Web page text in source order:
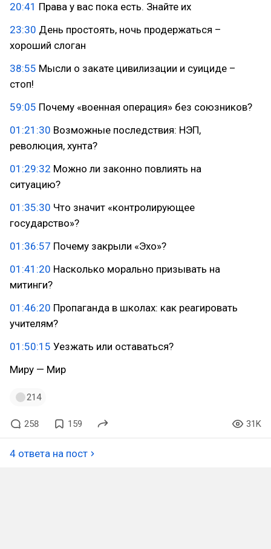
20:41 Права у вас пока есть. Знайте их
23:30 День простоять, ночь продержаться –
хороший слоган
38:55 Мысли о закате цивилизации и суициде –
стоп!
59:05 Почему «военная операция» без союзников?
01:21:30 Возможные последствия: НЭП,
революция, хунта?
01:29:32 Можно ли законно повлиять на
ситуацию?
01:35:30 Что значит «контролирующее
государство»?
01:36:57 Почему закрыли «Эхо»?
01:41:20 Насколько морально призывать на
митинги?
01:46:20 Пропаганда в школах: как реагировать
учителям?
01:50:15 Уезжать или оставаться?
Миру — Мир
214
258 159 31K
4 ответа на пост